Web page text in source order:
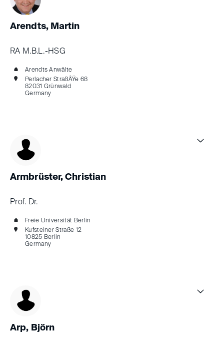
Arendts, Martin
RA M.B.L.-HSG
Arendts Anwälte
Perlacher StraßÂŸe 68
82031 Grünwald
Germany
Armbrüster, Christian
Prof. Dr.
Freie Universität Berlin
Kufsteiner Straße 12
10825 Berlin
Germany
Arp, Björn